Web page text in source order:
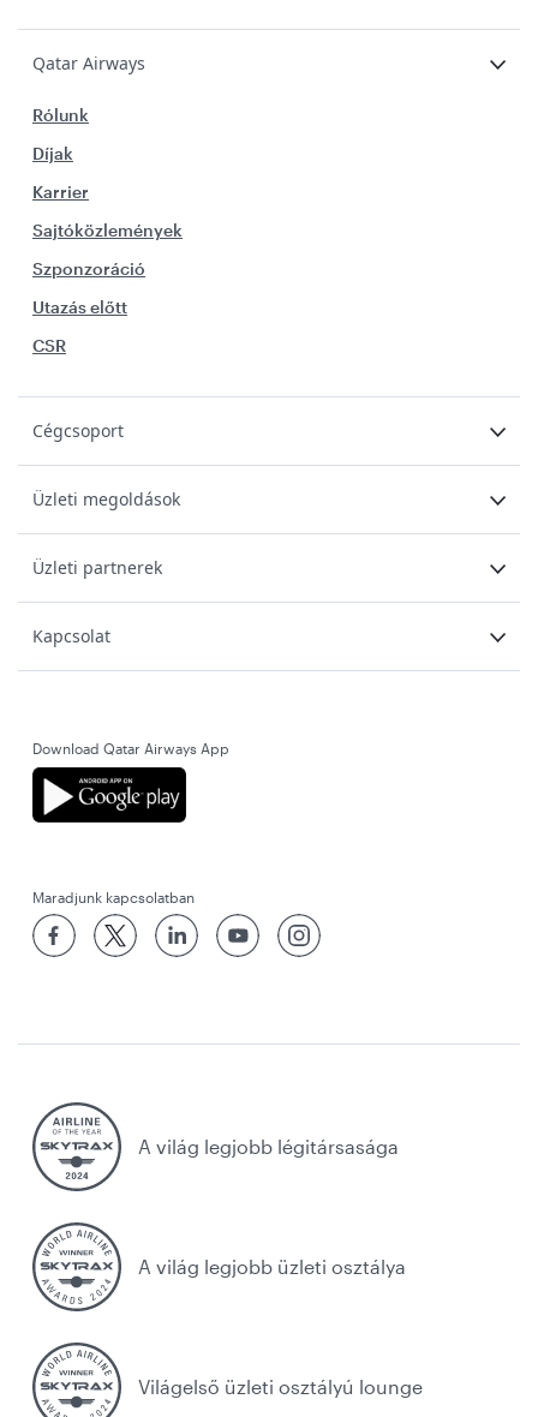
Qatar Airways
Rólunk
Díjak
Karrier
Sajtóközlemények
Szponzoráció
Utazás előtt
CSR
Cégcsoport
Üzleti megoldások
Üzleti partnerek
Kapcsolat
Download Qatar Airways App
Maradjunk kapcsolatban
A világ legjobb légitársasága
A világ legjobb üzleti osztálya
Világelső üzleti osztályú lounge